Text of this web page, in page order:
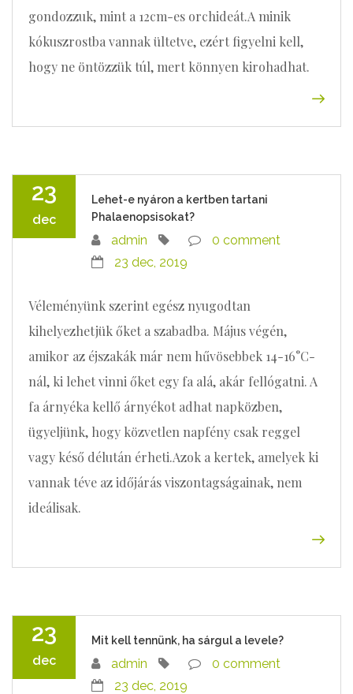
gondozzuk, mint a 12cm-es orchideát.A minik
kókuszrostba vannak ültetve, ezért figyelni kell,
hogy ne öntözzük túl, mert könnyen kirohadhat.
23
dec
Lehet-e nyáron a kertben tartani
Phalaenopsisokat?
admin
0 comment
23 dec, 2019
Véleményünk szerint egész nyugodtan
kihelyezhetjük őket a szabadba. Május végén,
amikor az éjszakák már nem hűvösebbek 14-16°C-
nál, ki lehet vinni őket egy fa alá, akár fellógatni. A
fa árnyéka kellő árnyékot adhat napközben,
ügyeljünk, hogy közvetlen napfény csak reggel
vagy késő délután érheti.Azok a kertek, amelyek ki
vannak téve az időjárás viszontagságainak, nem
ideálisak.
23
dec
Mit kell tennünk, ha sárgul a levele?
admin
0 comment
23 dec, 2019